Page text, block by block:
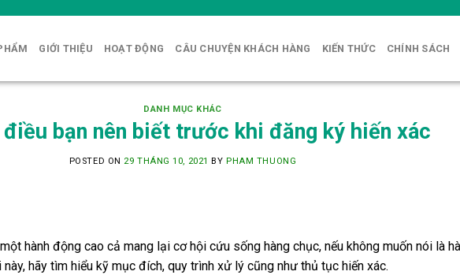
GIỚI THIỆU HOẠT ĐỘNG CÂU CHUYỆN KHÁCH HÀNG KIẾN THỨC CHÍNH SÁCH
DANH MỤC KHÁC
điều bạn nên biết trước khi đăng ký hiến xác
POSTED ON 29 THÁNG 10, 2021 BY PHAM THUONG
hành động cao cả mang lại cơ hội cứu sống hàng chục, nếu không muốn nói là
hãy tìm hiểu kỹ mục đích, quy trình xử lý cũng như thủ tục hiến xác.